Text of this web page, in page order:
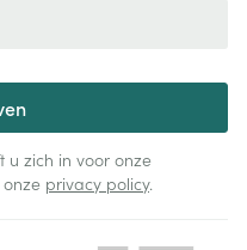
u zich in voor onze
privacy policy.